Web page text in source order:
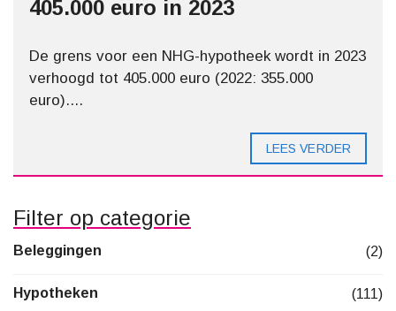
405.000 euro in 2023
De grens voor een NHG-hypotheek wordt in 2023
verhoogd tot 405.000 euro (2022: 355.000
euro)....
LEES VERDER
Filter op categorie
Beleggingen (2)
Hypotheken (111)